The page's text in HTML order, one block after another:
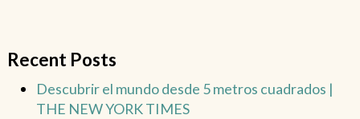
Recent Posts
Descubrir el mundo desde 5 metros cuadrados |
THE NEW YORK TIMES